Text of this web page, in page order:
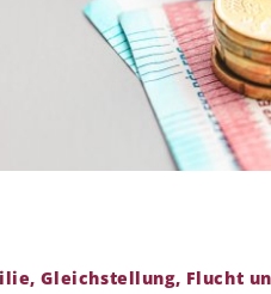
Gleichstellung, Flucht